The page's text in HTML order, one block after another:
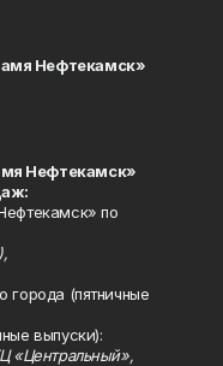
Нефтекамск»
Нефтекамск»
по
города (пятничные
выпуски):
«Центральный»,